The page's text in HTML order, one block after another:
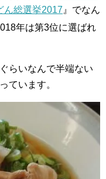
ん総選挙2017』でなん
年は第3位に選ばれ
らいなんで半端ない
ています。